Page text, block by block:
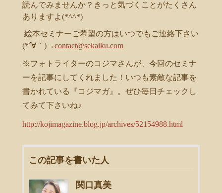
読んでみませんか？きっと気づくことがたくさん
ありますよ(*^^*)
絵本セミナーご希望の方はいつでもご連絡下さい
(*´∀｀)→contact@sekaiku.com
※フォトライターのコジマさんが、今回のセミナ
ーを記事にしてくれました！いつも素敵な記事を
書かれている『コジマガ』。ぜひ毎日チェックし
てみて下さいね♪
http://kojimagazine.blog.jp/archives/52154988.html
この記事を書いた人
関口真美